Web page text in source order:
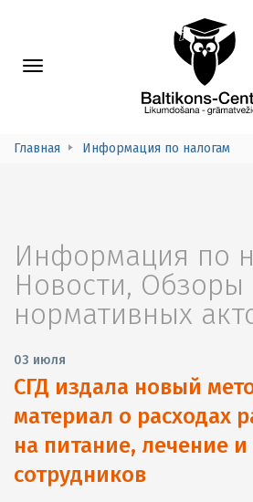
Toggle
Главная Информация по налогам
Информация по
Новости, Обзоры
нормативных
03 июля
СГД издала новый
материал о расходах
на питание, лечение
сотрудников